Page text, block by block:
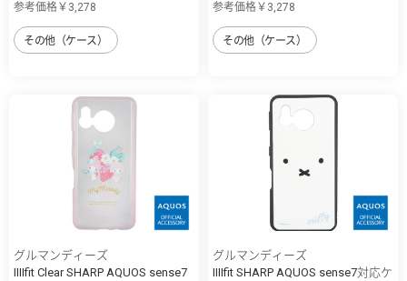
参考価格￥3,278
その他（ケース）
参考価格￥3,278
その他（ケース）
グルマンディーズ
IIIIfit Clear SHARP AQUOS sense7
グルマンディーズ
IIIIfit SHARP AQUOS sense7対応ケ